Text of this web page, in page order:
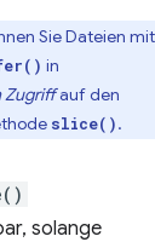
Sie Dateien mit
in
Zugriffauf den
slice().
solange